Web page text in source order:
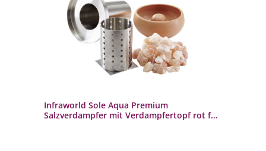
Infraworld Sole Aqua Premium
Salzverdampfer mit Verdampfertopf rot für